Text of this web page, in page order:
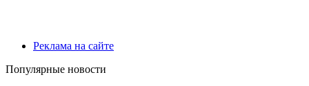
Реклама на сайте
Популярные новости